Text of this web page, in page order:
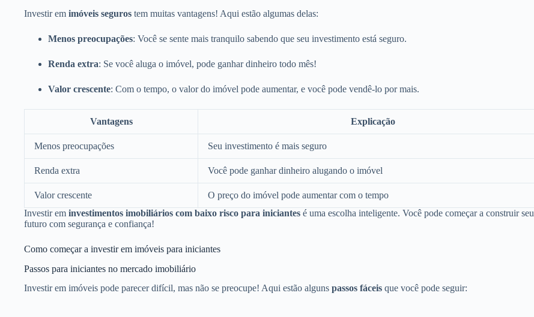
Investir em imóveis seguros tem muitas vantagens! Aqui estão algumas delas:
Menos preocupações: Você se sente mais tranquilo sabendo que seu investimento está seguro.
Renda extra: Se você aluga o imóvel, pode ganhar dinheiro todo mês!
Valor crescente: Com o tempo, o valor do imóvel pode aumentar, e você pode vendê-lo por mais.
Vantagens Explicação
Menos preocupações Seu investimento é mais seguro
Renda extra Você pode ganhar dinheiro alugando o imóvel
Valor crescente
O preço do imóvel pode aumentar com o tempo
Investir em investimentos imobiliários com baixo risco para iniciantes é uma escolha inteligente. Você pode começar a construir seu
futuro com segurança e confiança!
Como começar a investir em imóveis para iniciantes
Passos para iniciantes no mercado imobiliário
Investir em imóveis pode parecer difícil, mas não se preocupe! Aqui estão alguns passos fáceis que você pode seguir: